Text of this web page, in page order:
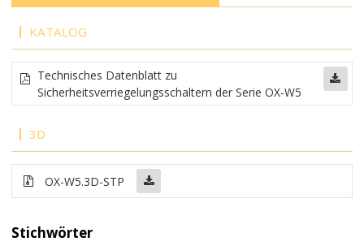
KATALOG
Technisches Datenblatt zu
Sicherheitsverriegelungsschaltern der Serie OX-W5
3D
OX-W5.3D-STP
Stichwörter